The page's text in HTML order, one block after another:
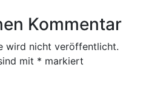
Kommentar
wird nicht veröffentlicht.
mit * markiert